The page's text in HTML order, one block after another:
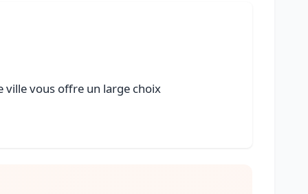
ville vous offre un large choix